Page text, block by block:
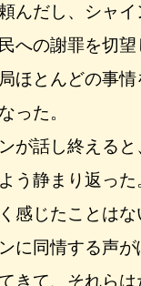
んだし、シャ
への謝罪を切
ほとんどの事
った。
が話し終えると
う静まり返っ
感じたことは
に同情する声
きて、それら